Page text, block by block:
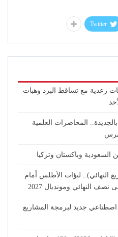
Twitter
رعدية مع تساقط البرد وهبات
بالجديدة.. المحاضرات العلمية
السعودية وباكستان وتركيا
النهائي).. لبؤات الأطلس أمام
النهائي ومونديال 2027
جديد لبرمجة المشاريع